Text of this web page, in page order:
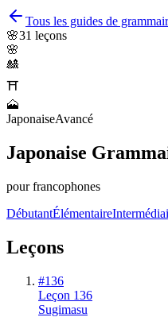
Tous les guides de
🌸31 leçons
🌸
🎎
⛩️
🗻
JaponaiseAvancé
Japonaise
pour francophones
DébutantÉlémentaire
Leçons
#136
Leçon 136
Sugimasu